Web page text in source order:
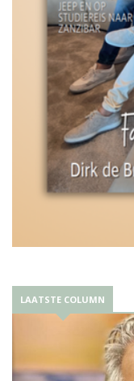
LAATSTE COLUMN